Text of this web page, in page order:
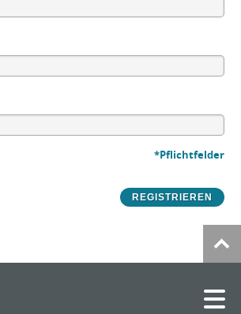
*Pflichtfelder